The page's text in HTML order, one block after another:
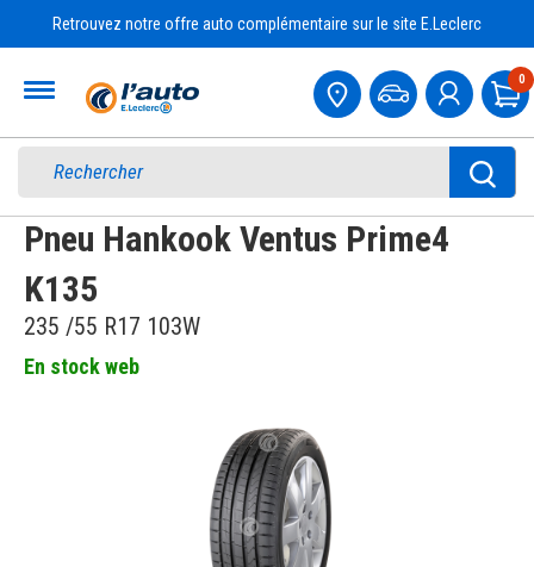
Retrouvez notre offre auto complémentaire sur le site E.Leclerc
0
Pneu Hankook Ventus Prime4
K135
235 /55 R17 103W
En stock web